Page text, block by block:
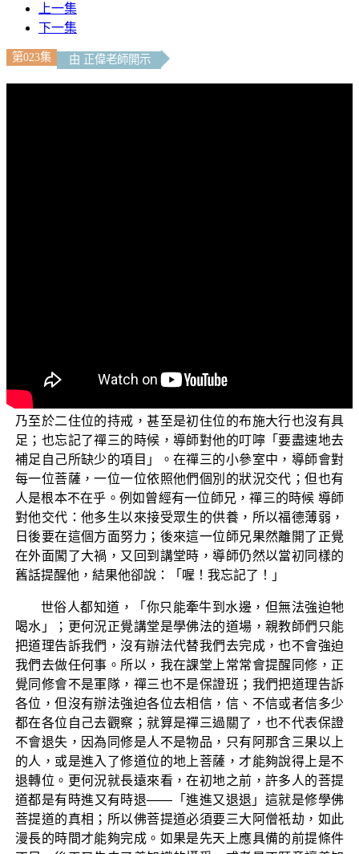
上一集
下一集
第023集 由 正偉老師開示
候對他的叮嚀與交代。一開始真的認為自己是七住位的菩
薩，卻不去檢討自己是否具備了六住位、五住位的實證，
乃至於二住位的持戒，甚至是初住位的布施大行也沒有具
足；也忘記了禪三的時候，導師對他的叮嚀「要盡速地去
補足自己所缺少的項目」。在禪三的小參室中，導師會對
每一位菩薩，一位一位依照他們個別的狀況交代；但也有
人是根本不在乎。例如曾經有一位師兄，禪三的時候 導師
對他交代：他多生以來接受眾生的供養，所以福德薄弱，
日後要在這個方面努力；後來這一位師兄果然離開了正覺
在外面闖了大禍，又回到講堂時，導師仍然以當初同樣的
舊話提醒他，結果他卻說：「喔！我忘記了！」
世俗人都知道，「你只能牽牛到水邊，但無法強迫牠
喝水」；更何況正覺講堂是學佛法的道場，親教師們只能
把道理告訴我們，沒有辦法代替我們去完成，也不會強迫
我們去做任何事。所以，我在課堂上常常會提醒同修，正
覺同修會不是軍隊，禪三也不是保證班；我們把道理告訴
各位，但沒有辦法強迫各位去相信，信、不信或者信多少
都在各位自己去觀察；就算是禪三過關了，也不代表保證
不會退失，因為同修是人不是物品，只有阿那含三果以上
的人，或是進入了修道位的地上菩薩，才能夠說得上是不
退轉位。更何況就長遠來看，在初地之前，許多人的菩提
道都是有時進又有時退——「進進又退退」這就是修學佛
菩提道的真相；所以佛菩提道必須要三大阿僧祇劫，如此
漫長的時間才能夠完成。如果是先天上應具備的前提條件